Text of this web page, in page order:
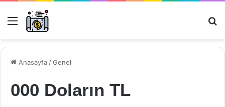
Menü
Anasayfa /Genel
000 Doların TL